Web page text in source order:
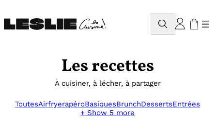
au
contenu
Rechercher
Les recettes
À cuisiner, à lécher, à partager
ToutesAirfryerapéroBasiquesBrunchDessertsEntrées
+ Show 5 more